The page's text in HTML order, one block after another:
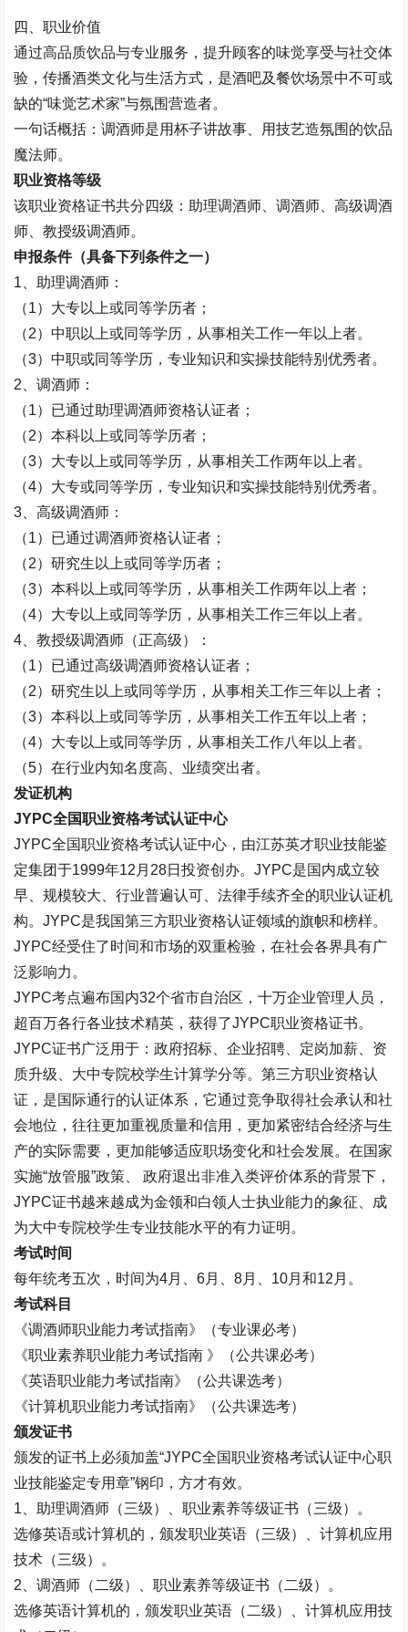
四、职业价值​
通过高品质饮品与专业服务，提升顾客的味觉享受与社交体
验，传播酒类文化与生活方式 ，是酒吧及餐饮场景中不可或
缺的“味觉艺术家”与氛围营造者。
一句话概括：调酒师是用杯子讲故事、用技艺造氛围的饮品
魔法师。
职业资格等级
该职业资格证书共分四级：助理调酒师、调酒师、高级调酒
师、教授级调酒师。
申报条件（具备下列条件之一）
1 、助理调酒师：
（1）大专以上或同等学历者；
（2）中职以上或同等学历，从事相关工作一年以上者。
（3）中职或同等学历，专业知识和实操技能特别优秀者。
2 、调酒师：
（1）已通过助理调酒师资格认证者；
（2）本科以上或同等学历者；
（3）大专以上或同等学历，从事相关工作两年以上者。
（4）大专或同等学历，专业知识和实操技能特别优秀者。
3 、高级调酒师：
（1）已通过调酒师资格认证者；
（2）研究生以上或同等学历者；
（3）本科以上或同等学历，从事相关工作两年以上者；
（4）大专以上或同等学历，从事相关工作三年以上者。
4 、教授级调酒师（正高级）：
（1）已通过高级调酒师资格认证者；
（2）研究生以上或同等学历，从事相关工作三年以上者；
（3）本科以上或同等学历，从事相关工作五年以上者；
（4）大专以上或同等学历，从事相关工作八年以上者。
（5）在行业内知名度高、业绩突出者。
发证机构
JYPC全国职业资格考试认证中心
JYPC全国职业资格考试认证中心，由江苏英才职业技能鉴
定集团于1999年12 月 28日投资创办。JYPC是国内成立较
早、规模较大、行业普遍认可、法律手续齐全的职业认证机
构。JYPC是我国第三方职业资格认证领域的旗帜和榜样。
JYPC经受住了时间和市场的双重检验，在社会各界具有广
泛影响力。
JYPC考点遍布国内32个省市自治区，十万企业管理人员，
超百万各行各业技术精英，获得了JYPC职业资格证书。
JYPC证书广泛用于：政府招标、企业招聘、定岗加薪、资
质升级、大中专院校学生计算学分等。第三方职业资格认
证，是国际通行的认证体系，它通过竞争取得社会承认和社
会地位，往往更加重视质量和信用，更加紧密结合经济与生
产的实际需要，更加能够适应职场变化和社会发展。在国家
实施“放管服”政策、 政府退出非准入类评价体系的背景下，
JYPC证书越来越成为金领和白领人士执业能力的象征、成
为大中专院校学生专业技能水平的有力证明。
考试时间
每年统考五次，时间为4月、6月、8月、 10月和12 月。
考试科目
《调酒师职业能力考试指南》（专业课必考）
《职业素养职业能力考试指南 》（公共课必考）
《英语职业能力考试指南》（公共课选考）
《计算机职业能力考试指南》（公共课选考）
颁发证书
颁发的证书上必须加盖“JYPC全国职业资格考试认证中心职
业技能鉴定专用章”钢印，方才有效。
1 、助理调酒师（三级）、职业素养等级证书（三级）。
选修英语或计算机的，颁发职业英语（三级）、计算机应用
技术（三级）。
2 、调酒师（二级）、职业素养等级证书（二级）。
选修英语计算机的，颁发职业英语（二级）、计算机应用技